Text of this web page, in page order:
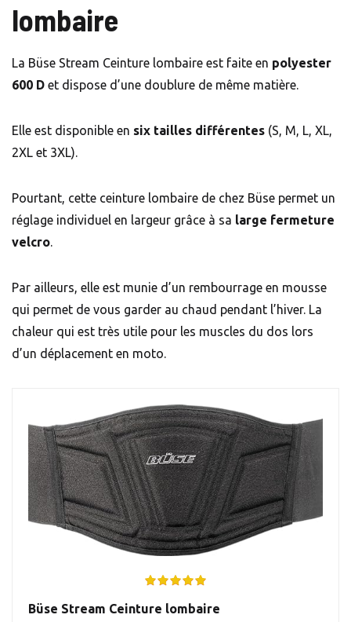
lombaire
La Büse Stream Ceinture lombaire est faite en polyester
600 D et dispose d’une doublure de même matière.
Elle est disponible en six tailles différentes (S, M, L, XL,
2XL et 3XL).
Pourtant, cette ceinture lombaire de chez Büse permet un
réglage individuel en largeur grâce à sa large fermeture
velcro.
Par ailleurs, elle est munie d’un rembourrage en mousse
qui permet de vous garder au chaud pendant l’hiver. La
chaleur qui est très utile pour les muscles du dos lors
d’un déplacement en moto.
Büse Stream Ceinture lombaire